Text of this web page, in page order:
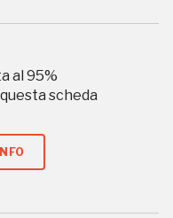
al 95%
scheda
agli iscritti